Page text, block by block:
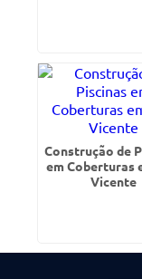
Construção de
em Coberturas
Vicente